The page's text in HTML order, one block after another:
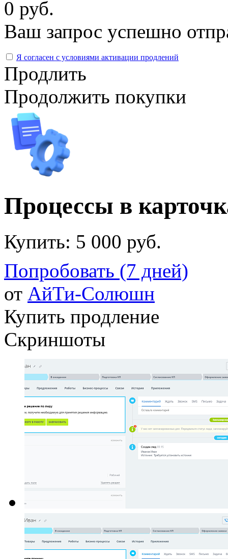
0 руб.
Ваш запрос успешно
Я согласен с условиями активации продлений
Продлить
Продолжить покупки
Процессы в
Купить: 5 000 руб.
Попробовать (7 дней)
от АйТи-Солюшн
Купить продление
Скриншоты